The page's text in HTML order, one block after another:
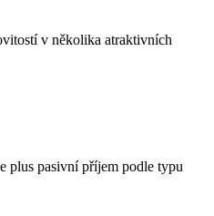
v několika atraktivních
plus pasivní příjem podle typu